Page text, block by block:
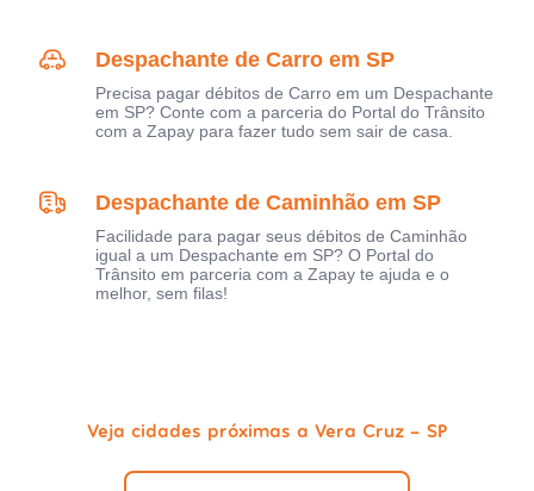
Despachante de Carro em SP
Precisa pagar débitos de Carro em um Despachante
em SP? Conte com a parceria do Portal do Trânsito
com a Zapay para fazer tudo sem sair de casa.
Despachante de Caminhão em SP
Facilidade para pagar seus débitos de Caminhão
igual a um Despachante em SP? O Portal do
Trânsito em parceria com a Zapay te ajuda e o
melhor, sem filas!
Veja cidades próximas a Vera Cruz - SP